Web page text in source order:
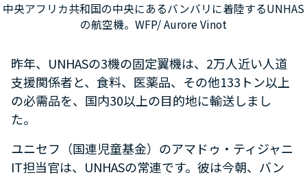
中央アフリカ共和国の中央にあるバンバリに着陸するUNHAS
の航空機。WFP/ Aurore Vinot
昨年、UNHASの3機の固定翼機は、2万人近い人道
支援関係者と、食料、医薬品、その他133トン以上
の必需品を、国内30以上の目的地に輸送しまし
た。
ユニセフ（国連児童基金）のアマドゥ・ティジャニ
IT担当官は、UNHASの常連です。彼は今朝、バン